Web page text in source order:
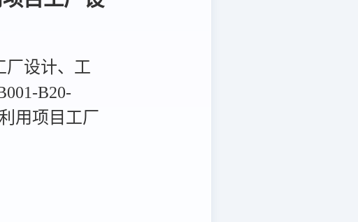
厂设计、工
B20-
用项目工厂